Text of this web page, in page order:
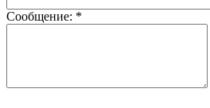
Сообщение: *